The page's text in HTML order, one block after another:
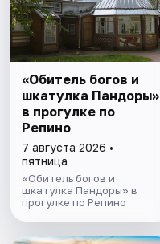
«Обитель богов и
шкатулка Пандоры»
в прогулке по
Репино
7 августа 2026 •
пятница
«Обитель богов и
шкатулка Пандоры» в
прогулке по Репино